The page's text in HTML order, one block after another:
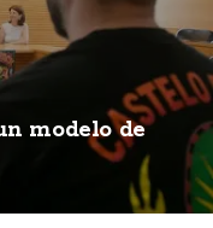
modelo de